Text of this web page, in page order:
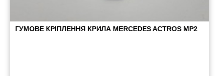
ГУМОВЕ КРІПЛЕННЯ КРИЛА MERCEDES ACTROS MP2